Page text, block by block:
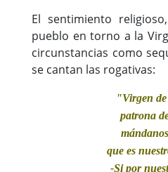
El sentimiento
pueblo en torno a la
circunstancias como
se cantan las rogativas:
"Virgen
patrona
que es
-Si por